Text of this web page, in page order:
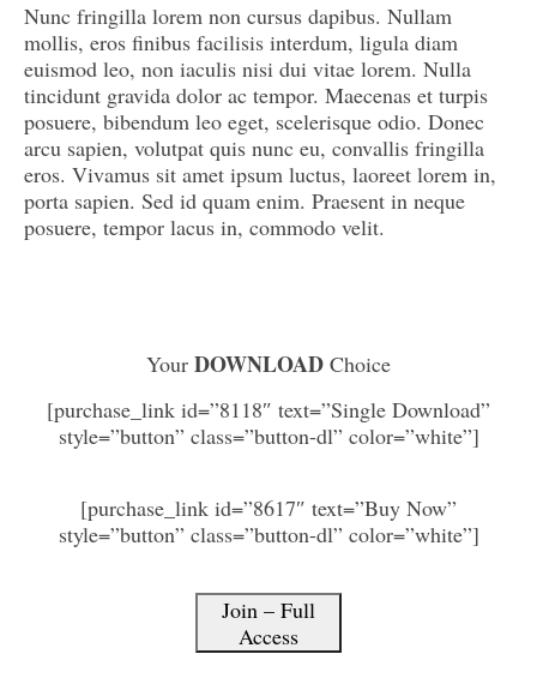
Nunc fringilla lorem non cursus dapibus. Nullam
mollis, eros finibus facilisis interdum, ligula diam
euismod leo, non iaculis nisi dui vitae lorem. Nulla
tincidunt gravida dolor ac tempor. Maecenas et turpis
posuere, bibendum leo eget, scelerisque odio. Donec
arcu sapien, volutpat quis nunc eu, convallis fringilla
eros. Vivamus sit amet ipsum luctus, laoreet lorem in,
porta sapien. Sed id quam enim. Praesent in neque
posuere, tempor lacus in, commodo velit.
Your DOWNLOAD Choice
[purchase_link id=”8118″ text=”Single Download”
style=”button” class=”button-dl” color=”white”]
[purchase_link id=”8617″ text=”Buy Now”
style=”button” class=”button-dl” color=”white”]
Join – Full
Access